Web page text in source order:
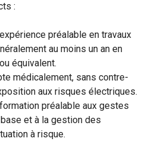
:
préalable en travaux
au moins un an en
équivalent.
médicalement, sans contre-
aux risques électriques.
préalable aux gestes
et à la gestion des
à risque.